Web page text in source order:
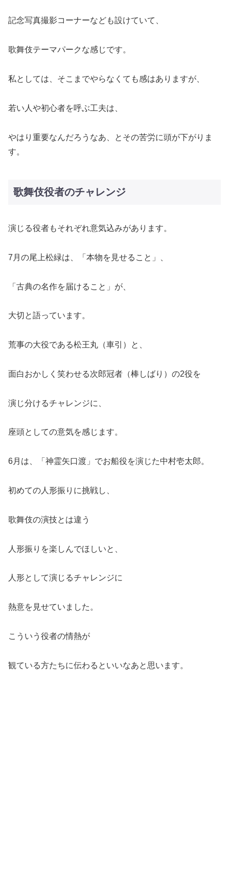
記念写真撮影コーナーなども設けていて、
歌舞伎テーマパークな感じです。
私としては、そこまでやらなくても感はありますが、
若い人や初心者を呼ぶ工夫は、
やはり重要なんだろうなあ、とその苦労に頭が下がりま
す。
歌舞伎役者のチャレンジ
演じる役者もそれぞれ意気込みがあります。
7月の尾上松緑は、「本物を見せること」、
「古典の名作を届けること」が、
大切と語っています。
荒事の大役である松王丸（車引）と、
面白おかしく笑わせる次郎冠者（棒しばり）の2役を
演じ分けるチャレンジに、
座頭としての意気を感じます。
6月は、「神霊矢口渡」でお船役を演じた中村壱太郎。
初めての人形振りに挑戦し、
歌舞伎の演技とは違う
人形振りを楽しんでほしいと、
人形として演じるチャレンジに
熱意を見せていました。
こういう役者の情熱が
観ている方たちに伝わるといいなあと思います。